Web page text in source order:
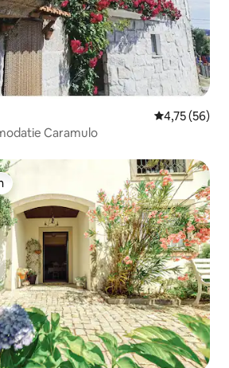
Gemiddelde
4,75 (56)
Caramulo